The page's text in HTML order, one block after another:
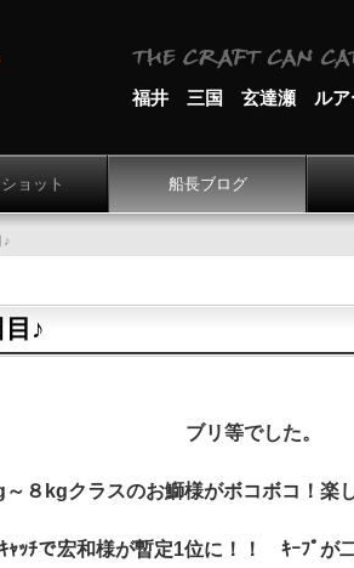
福井 三国 玄達瀬 ルア
ョット 船長ブログ
♪
♪
ブリ等でした。
～８kgクラスのお鰤様がボコボコ！ 楽
ｬｯﾁで宏和様が暫定1位に！！ ｷｰﾌﾟが